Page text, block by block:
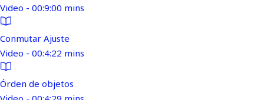
Video - 00:9:00 mins
Conmutar Ajuste
Video - 00:4:22 mins
Órden de objetos